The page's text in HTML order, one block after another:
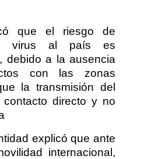
que el riesgo de
virus al país es
debido a la ausencia
con las zonas
la transmisión del
directo y no
explicó que ante
internacional,